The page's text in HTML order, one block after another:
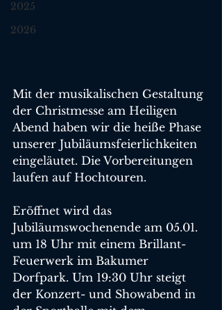
2025
2026
Mit der musikalischen Gestaltung
der Christmesse am Heiligen
Abend haben wir die heiße Phase
unserer Jubiläumsfeierlichkeiten
eingeläutet. Die Vorbereitungen
laufen auf Hochtouren.
Eröffnet wird das
Jubiläumswochenende am 05.01.
um 18 Uhr mit einem Brillant-
Feuerwerk im Bakumer
Dorfpark. Um 19:30 Uhr steigt
der Konzert- und Showabend in